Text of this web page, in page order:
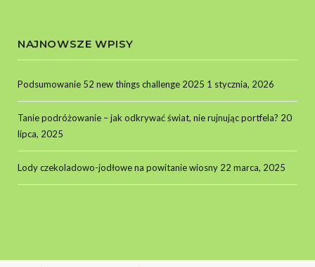
NAJNOWSZE WPISY
Podsumowanie 52 new things challenge 2025 1 stycznia, 2026
Tanie podróżowanie – jak odkrywać świat, nie rujnując portfela? 20
lipca, 2025
Lody czekoladowo-jodłowe na powitanie wiosny 22 marca, 2025